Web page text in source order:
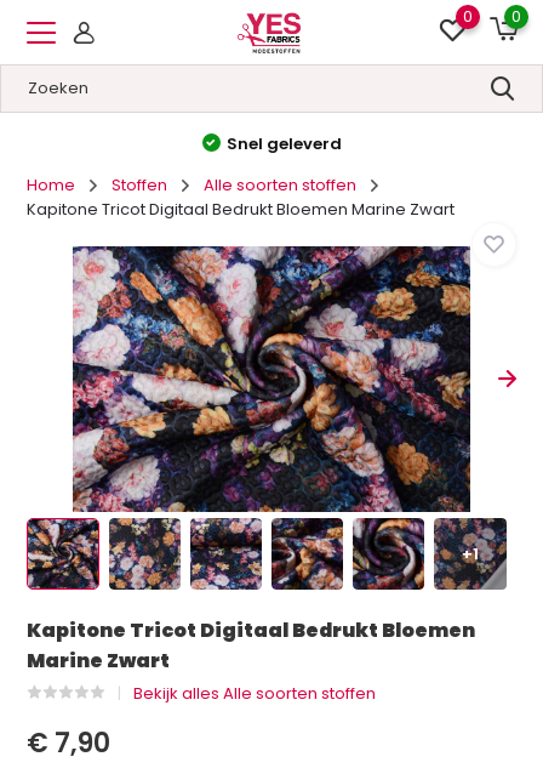
0 0
Hoge kwaliteit
Home
Stoffen
Alle soorten stoffen
Kapitone Tricot Digitaal Bedrukt Bloemen Marine Zwart
+1
Kapitone Tricot Digitaal Bedrukt Bloemen
Marine Zwart
Bekijk alles Alle soorten stoffen
€ 7,90